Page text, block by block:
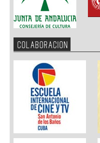
COLABORACION